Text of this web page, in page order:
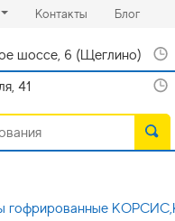
Контакты(current)
Блог(current)
шоссе, 6 (Щеглино)
41
гофрированные